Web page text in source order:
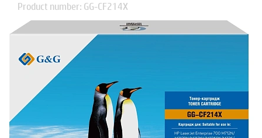
Product number: GG-CF214X